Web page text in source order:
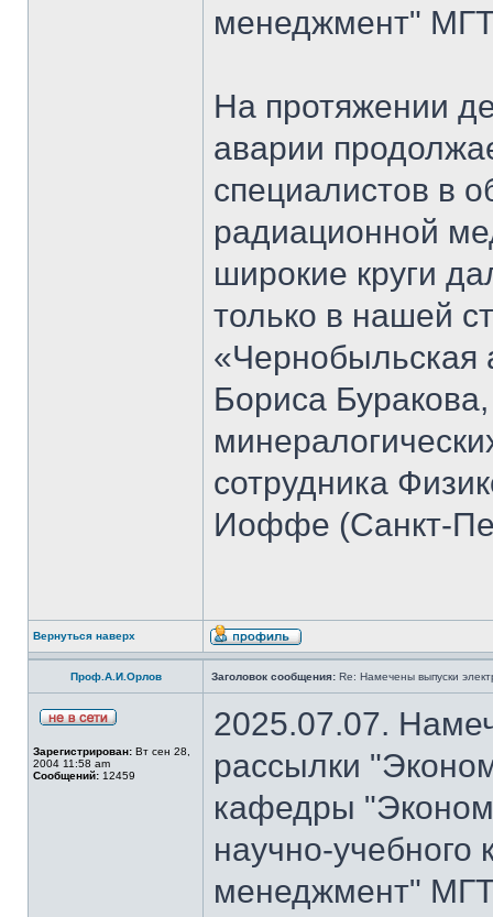
менеджмент"
На протяжении
аварии
специалистов в
радиационной
широкие круги
только в нашей
«Чернобыльская
Бориса
сотрудника
Иоффе (Санкт-
Вернуться наверх
Проф.А.И.Орлов Заголовок сообщения: Re: Намечены выпуски
Зарегистрирован: Вт сен 28,
2004 11:58 am
Сообщений: 12459
2025.07.07.
рассылки
кафедры
научно-
менеджмент"